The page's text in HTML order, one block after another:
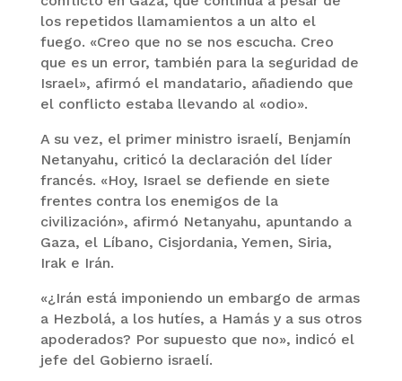
los repetidos llamamientos a un alto el
fuego. «Creo que no se nos escucha. Creo
que es un error, también para la seguridad de
Israel», afirmó el mandatario, añadiendo que
el conflicto estaba llevando al «odio».
A su vez, el primer ministro israelí, Benjamín
Netanyahu, criticó la declaración del líder
francés. «Hoy, Israel se defiende en siete
frentes contra los enemigos de la
civilización», afirmó Netanyahu, apuntando a
Gaza, el Líbano, Cisjordania, Yemen, Siria,
Irak e Irán.
«¿Irán está imponiendo un embargo de armas
a Hezbolá, a los hutíes, a Hamás y a sus otros
apoderados? Por supuesto que no», indicó el
jefe del Gobierno israelí.